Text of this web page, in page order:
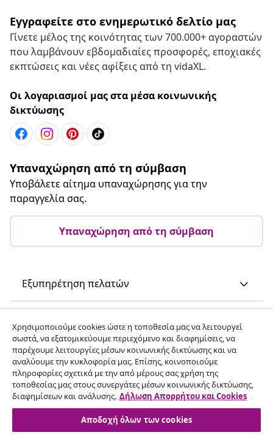
Εγγραφείτε στο ενημερωτικό δελτίο μας
Γίνετε μέλος της κοινότητας των 700.000+ αγοραστών
που λαμβάνουν εβδομαδιαίες προσφορές, εποχιακές
εκπτώσεις και νέες αφίξεις από τη vidaXL.
Οι λογαριασμοί μας στα μέσα κοινωνικής
δικτύωσης
Υπαναχώρηση από τη σύμβαση
Υποβάλετε αίτημα υπαναχώρησης για την
παραγγελία σας.
Υπαναχώρηση από τη σύμβαση
Εξυπηρέτηση πελατών
vidaXL
Ανακαλύψτε περισσότερα
Χρησιμοποιούμε cookies ώστε η τοποθεσία μας να λειτουργεί
σωστά, να εξατομικεύουμε περιεχόμενο και διαφημίσεις, να
παρέχουμε λειτουργίες μέσων κοινωνικής δικτύωσης και να
αναλύουμε την κυκλοφορία μας. Επίσης, κοινοποιούμε
πληροφορίες σχετικά με την από μέρους σας χρήση της
τοποθεσίας μας στους συνεργάτες μέσων κοινωνικής δικτύωσης,
διαφημίσεων και ανάλυσης. Δήλωση Απορρήτου και Cookies
Αποδοχή όλων των cookies